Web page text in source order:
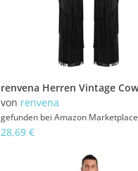
von renvena
gefunden bei Amazon Marketplace
28,69 €